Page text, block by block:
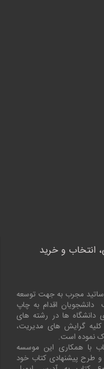
انتخاب و خرید
اساتید مجرب به جهت توسعه
اقدام به چاپ
ها در رشته های
کلیه گرایش های مدیریت،
نموده است.
با همکاری این موسسه
و طرح پیشنهادی کتاب خود